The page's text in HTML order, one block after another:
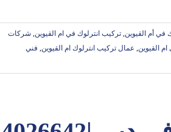
في أم القيوين, تركيب انترلوك في ام القيوين, شركات
القيوين, عمال تركيب انترلوك ام القيوين, فني